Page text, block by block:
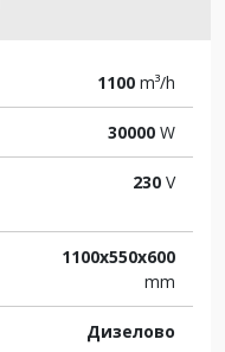
1100 m³/h
30000 W
230 V
1100x550x600
mm
Дизелово